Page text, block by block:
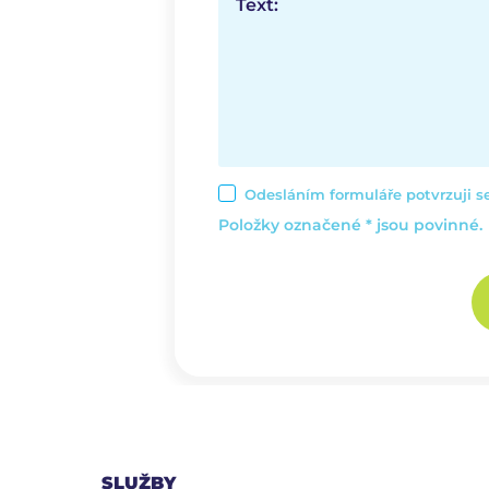
Text:
Odesláním formuláře potvrzuji
Položky označené * jsou povinné.
SLUŽBY